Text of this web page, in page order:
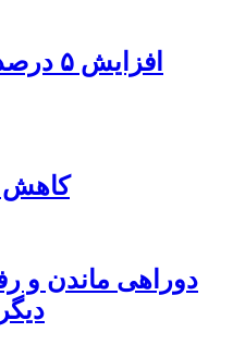
کاهش
دوراهی ماندن و